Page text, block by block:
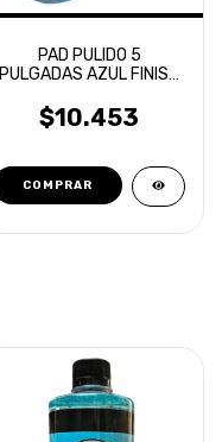
PAD PULIDO 5
PULGADAS AZUL FINISH
$10.453